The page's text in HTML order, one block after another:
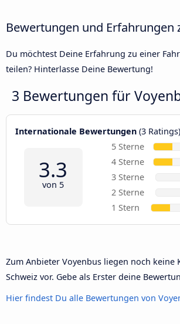
Bewertungen und Erfahrungen
Du möchtest Deine Erfahrung zu einer
teilen? Hinterlasse Deine Bewertung!
3 Bewertungen für
Internationale Bewertungen (3 Ratings)
3.3
von 5
5 Sterne
4 Sterne
3 Sterne
2 Sterne
1 Stern
Zum Anbieter Voyenbus liegen noch keine
Schweiz vor. Gebe als Erster deine
Hier findest Du alle Bewertungen von